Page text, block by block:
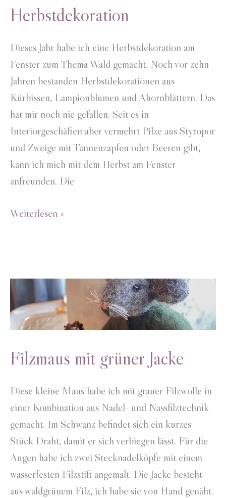
Herbstdekoration
Dieses Jahr habe ich eine Herbstdekoration am
Fenster zum Thema Wald gemacht. Noch vor zehn
Jahren bestanden Herbstdekorationen aus
Kürbissen, Lampionblumen und Ahornblättern. Das
hat mir noch nie gefallen. Seit es in
Interiorgeschäften aber vermehrt Pilze aus Styropor
und Zweige mit Tannenzapfen oder Beeren gibt,
kann ich mich mit dem Herbst am Fenster
anfreunden. Die
Herbstdekoration
Weiterlesen »
Filzmaus mit grüner Jacke
Diese kleine Maus habe ich mit grauer Filzwolle in
einer Kombination aus Nadel- und Nassfilztechnik
gemacht. Im Schwanz befindet sich ein kurzes
Stück Draht, damit er sich verbiegen lässt. Für die
Augen habe ich zwei Stecknadelköpfe mit einem
wasserfesten Filzstift angemalt. Die Jacke besteht
aus waldgrünem Filz, ich habe sie von Hand genäht.